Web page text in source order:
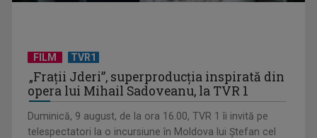
Anda Călugăreanu cu „N-am noroc” – a cincea cea mai
votată piesă în ...
FILM TVR1
„Frații Jderi”, superproducția inspirată din
opera lui Mihail Sadoveanu, la TVR 1
Duminică, 9 august, de la ora 16.00, TVR 1 îi invită pe
telespectatori la o incursiune în Moldova lui Ștefan cel